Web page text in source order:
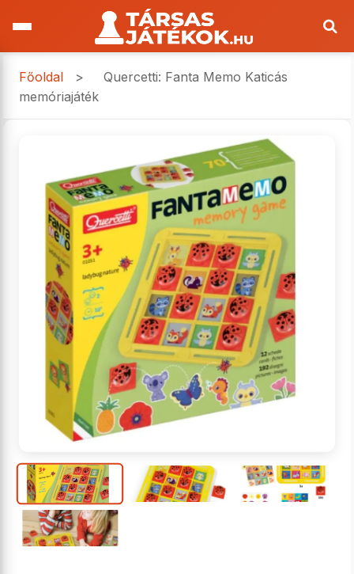
Főoldal >
Quercetti: Fanta Memo Katicás
memóriajáték